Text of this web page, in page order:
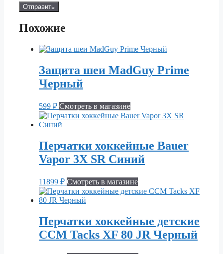
Похожие
Защита шеи MadGuy Prime
Черный
599 ₽ Смотреть в магазине
Перчатки хоккейные Bauer
Vapor 3X SR Синий
11899 ₽ Смотреть в магазине
Перчатки хоккейные детские
CCM Tacks XF 80 JR Черный